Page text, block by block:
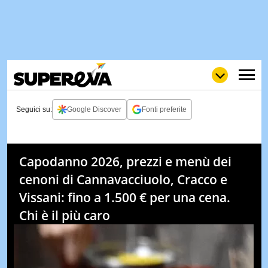
NEWS
QUIZ
Seguici su: Google Discover Fonti preferite
Capodanno 2026, prezzi e menù dei
cenoni di Cannavacciuolo, Cracco e
Vissani: fino a 1.500 € per una cena.
Chi è il più caro